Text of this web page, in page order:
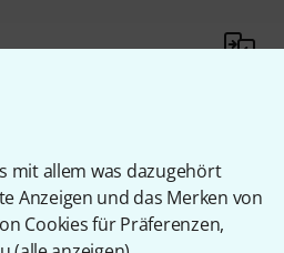
mit allem was dazugehört
Anzeigen und das Merken von
Cookies für Präferenzen,
UVP:249 € -15%